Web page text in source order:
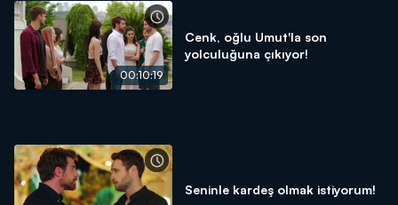
00:10:19
Cenk, oğlu Umut'la son
yolculuğuna çıkıyor!
Seninle kardeş olmak istiyorum!